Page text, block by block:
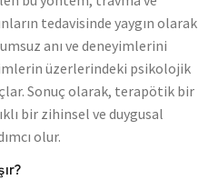
tedavisinde yaygın olarak
anı ve deneyimlerini
üzerlerindeki psikolojik
Sonuç olarak, terapötik bir
bir zihinsel ve duygusal
olur.